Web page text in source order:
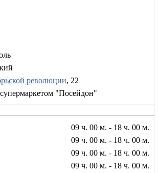
революции, 22
"Посейдон"
09 ч. 00 м. - 18 ч. 00 м.
09 ч. 00 м. - 18 ч. 00 м.
09 ч. 00 м. - 18 ч. 00 м.
09 ч. 00 м. - 18 ч. 00 м.